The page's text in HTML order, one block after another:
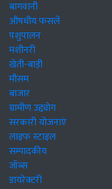
बागवानी
औषधीय फसलें
पशुपालन
मशीनरी
खेती-बाड़ी
मौसम
बाजार
ग्रामीण उद्द्योग
सरकारी योजनाएं
लाइफ स्टाइल
सम्पादकीय
जॉब्स
डायरेक्टरी